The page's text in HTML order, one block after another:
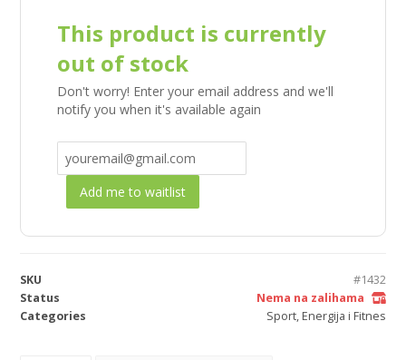
This product is currently
out of stock
Don't worry! Enter your email address and we'll
notify you when it's available again
Add me to waitlist
SKU
#1432
Status
Nema na zalihama
Categories
Sport, Energija i Fitnes